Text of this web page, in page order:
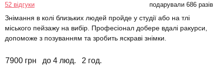
52 відгуки подарували 686 разів
Знімання в колі близьких людей пройде у студії або на тлі
міського пейзажу на вибір. Професіонал добере вдалі ракурси,
допоможе з позуванням та зробить яскраві знімки.
7900 грн до 4 люд. 2 год.